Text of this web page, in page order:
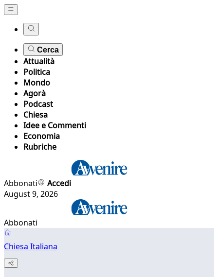
Cerca
Attualità
Politica
Mondo
Agorà
Podcast
Chiesa
Idee e Commenti
Economia
Rubriche
Abbonati
Accedi
August 9, 2026
Abbonati
Chiesa Italiana